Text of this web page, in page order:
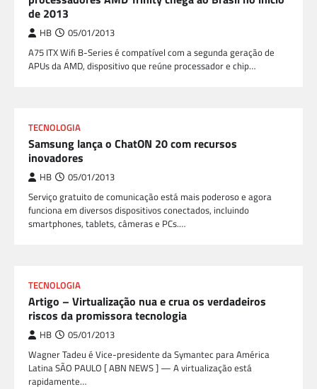
de 2013
HB 05/01/2013
A75 ITX Wifi B-Series é compatível com a segunda geração de
APUs da AMD, dispositivo que reúne processador e chip…
TECNOLOGIA
Samsung lança o ChatON 20 com recursos
inovadores
HB 05/01/2013
Serviço gratuito de comunicação está mais poderoso e agora
funciona em diversos dispositivos conectados, incluindo
smartphones, tablets, câmeras e PCs.…
TECNOLOGIA
Artigo – Virtualização nua e crua os verdadeiros
riscos da promissora tecnologia
HB 05/01/2013
Wagner Tadeu é Vice-presidente da Symantec para América
Latina SÃO PAULO [ ABN NEWS ] — A virtualização está
rapidamente…